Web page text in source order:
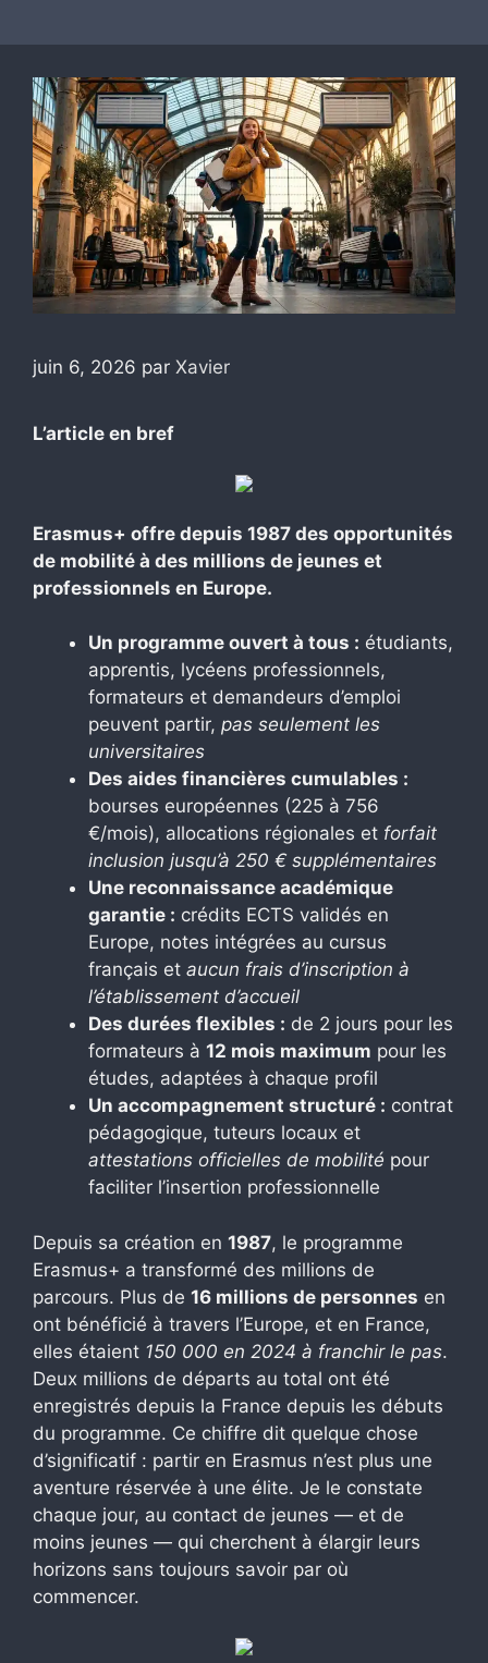
juin 6, 2026 par Xavier
L’article en bref
Erasmus+ offre depuis 1987 des opportunités
de mobilité à des millions de jeunes et
professionnels en Europe.
Un programme ouvert à tous : étudiants,
apprentis, lycéens professionnels,
formateurs et demandeurs d’emploi
peuvent partir, pas seulement les
universitaires
Des aides financières cumulables :
bourses européennes (225 à 756
€/mois), allocations régionales et forfait
inclusion jusqu’à 250 € supplémentaires
Une reconnaissance académique
garantie : crédits ECTS validés en
Europe, notes intégrées au cursus
français et aucun frais d’inscription à
l’établissement d’accueil
Des durées flexibles : de 2 jours pour les
formateurs à 12 mois maximum pour les
études, adaptées à chaque profil
Un accompagnement structuré : contrat
pédagogique, tuteurs locaux et
attestations officielles de mobilité pour
faciliter l’insertion professionnelle
Depuis sa création en 1987, le programme
Erasmus+ a transformé des millions de
parcours. Plus de 16 millions de personnes en
ont bénéficié à travers l’Europe, et en France,
elles étaient 150 000 en 2024 à franchir le pas.
Deux millions de départs au total ont été
enregistrés depuis la France depuis les débuts
du programme. Ce chiffre dit quelque chose
d’significatif : partir en Erasmus n’est plus une
aventure réservée à une élite. Je le constate
chaque jour, au contact de jeunes — et de
moins jeunes — qui cherchent à élargir leurs
horizons sans toujours savoir par où
commencer.